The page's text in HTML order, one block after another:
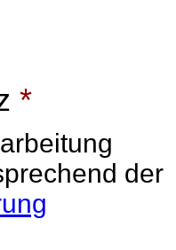
*
der